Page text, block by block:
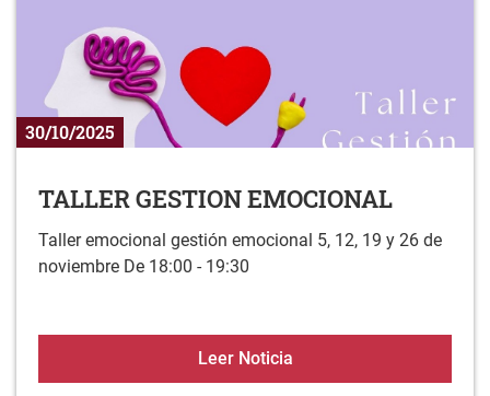
30/10/2025
TALLER GESTION EMOCIONAL
Taller emocional gestión emocional 5, 12, 19 y 26 de
noviembre De 18:00 - 19:30
Leer NoticiaTALLER GESTION